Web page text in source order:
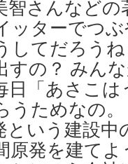
智さんなど
ッターでつ
してだろう
すの？ みん
日「あさこ
うためなの
という建設
原発を建て